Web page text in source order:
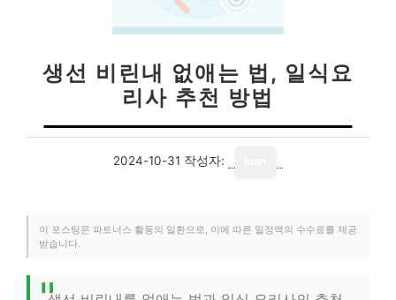
생선 비린내 없애는 법, 일식요
리사 추천 방법
2024-10-31 작성자:
이 포스팅은 파트너스 활동의 일환으로, 이에 따른 일정액의 수수료를 제공
받습니다.